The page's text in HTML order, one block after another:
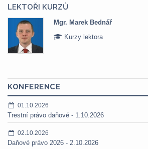
LEKTOŘI KURZŮ
Mgr. Marek Bednář
Kurzy lektora
KONFERENCE
01.10.2026
Trestní právo daňové - 1.10.2026
02.10.2026
Daňové právo 2026 - 2.10.2026